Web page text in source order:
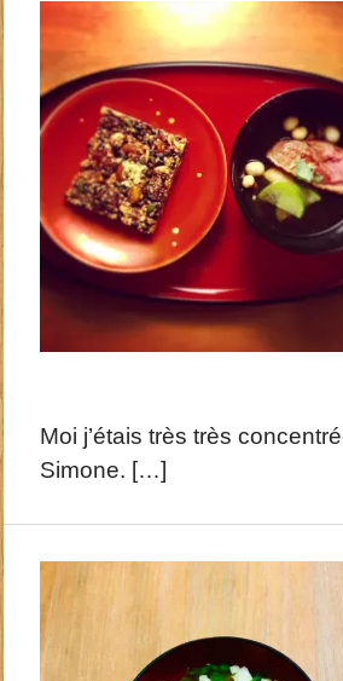
Moi j’étais très très
Simone. […]